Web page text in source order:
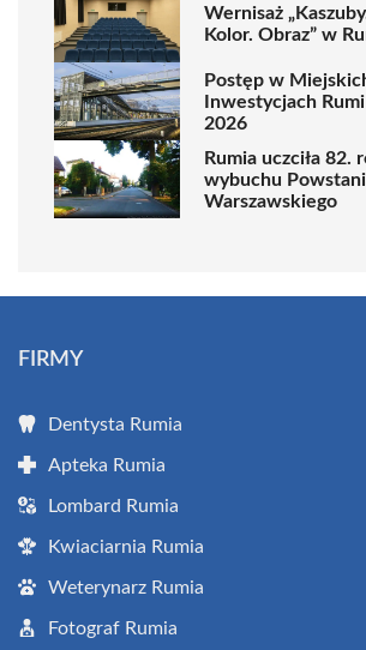
Wernisaż
Kolor. Obraz” w
Postęp w
Inwestycjach
2026
Rumia uczciła 82.
wybuchu
Warszawskiego
FIRMY
Dentysta Rumia
Apteka Rumia
Lombard Rumia
Kwiaciarnia Rumia
Weterynarz Rumia
Fotograf Rumia